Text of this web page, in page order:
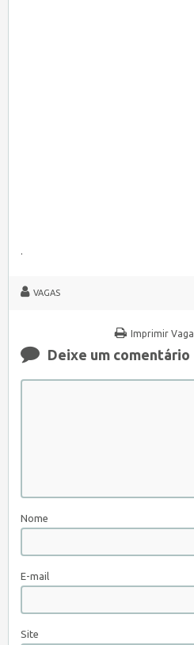
.
VAGAS
Imprimir Vaga
Deixe um comentário
Nome
E-mail
Site